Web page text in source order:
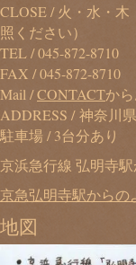
CLOSE / 火・水・
照ください）
TEL /045-872-8710
FAX / 045-872-8710
Mail /CONTACTか
ADDRESS / 神奈川
駐車場 / 3台分あり
京浜急行線 弘明寺
京急弘明寺駅からの
地図